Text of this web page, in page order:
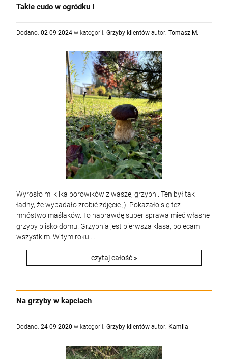
Takie cudo w ogródku !
Dodano: 02-09-2024 w kategorii: Grzyby klientów autor: Tomasz M.
Wyrosło mi kilka borowików z waszej grzybni. Ten był tak
ładny, że wypadało zrobić zdjęcie ;). Pokazało się też
mnóstwo maślaków. To naprawdę super sprawa mieć własne
grzyby blisko domu. Grzybnia jest pierwsza klasa, polecam
wszystkim. W tym roku ...
czytaj całość »
Na grzyby w kapciach
Dodano: 24-09-2020 w kategorii: Grzyby klientów autor: Kamila